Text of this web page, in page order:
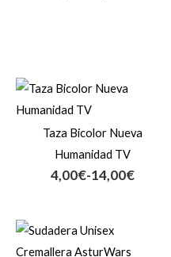
Taza Bicolor Nueva
Humanidad TV
4,00€-14,00€
Rango
de
desde
4,00€
hasta